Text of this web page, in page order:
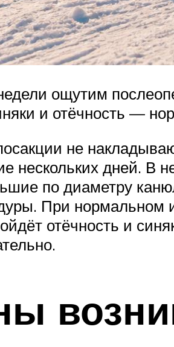
ощутим
и отёчность —
не
нескольких дней. В
по диаметру
При нормальном
отёчность и